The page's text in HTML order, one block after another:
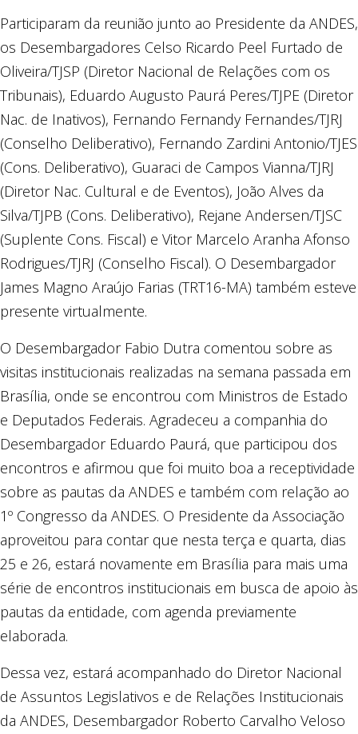
Participaram da reunião junto ao Presidente da ANDES,
os Desembargadores Celso Ricardo Peel Furtado de
Oliveira/TJSP (Diretor Nacional de Relações com os
Tribunais), Eduardo Augusto Paurá Peres/TJPE (Diretor
Nac. de Inativos), Fernando Fernandy Fernandes/TJRJ
(Conselho Deliberativo), Fernando Zardini Antonio/TJES
(Cons. Deliberativo), Guaraci de Campos Vianna/TJRJ
(Diretor Nac. Cultural e de Eventos), João Alves da
Silva/TJPB (Cons. Deliberativo), Rejane Andersen/TJSC
(Suplente Cons. Fiscal) e Vitor Marcelo Aranha Afonso
Rodrigues/TJRJ (Conselho Fiscal). O Desembargador
James Magno Araújo Farias (TRT16-MA) também esteve
presente virtualmente.
O Desembargador Fabio Dutra comentou sobre as
visitas institucionais realizadas na semana passada em
Brasília, onde se encontrou com Ministros de Estado
e Deputados Federais. Agradeceu a companhia do
Desembargador Eduardo Paurá, que participou dos
encontros e afirmou que foi muito boa a receptividade
sobre as pautas da ANDES e também com relação ao
1º Congresso da ANDES. O Presidente da Associação
aproveitou para contar que nesta terça e quarta, dias
25 e 26, estará novamente em Brasília para mais uma
série de encontros institucionais em busca de apoio às
pautas da entidade, com agenda previamente
elaborada.
Dessa vez, estará acompanhado do Diretor Nacional
de Assuntos Legislativos e de Relações Institucionais
da ANDES, Desembargador Roberto Carvalho Veloso